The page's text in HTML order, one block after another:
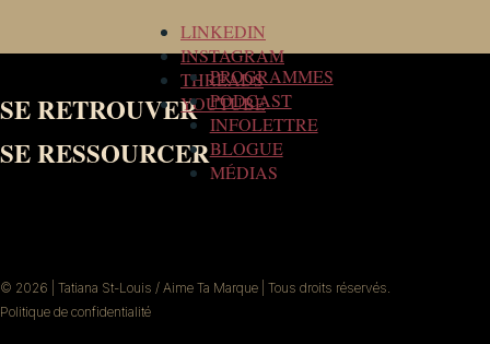
SE RETROUVER
LINKEDIN
INSTAGRAM
THREADS
YOUTUBE
SE RESSOURCER
PROGRAMMES
PODCAST
INFOLETTRE
BLOGUE
MÉDIAS
© 2026 | Tatiana St-Louis / Aime Ta Marque | Tous droits réservés.
Politique de confidentialité